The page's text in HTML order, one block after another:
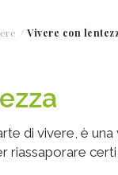
Vivere con
di vivere, è
certi